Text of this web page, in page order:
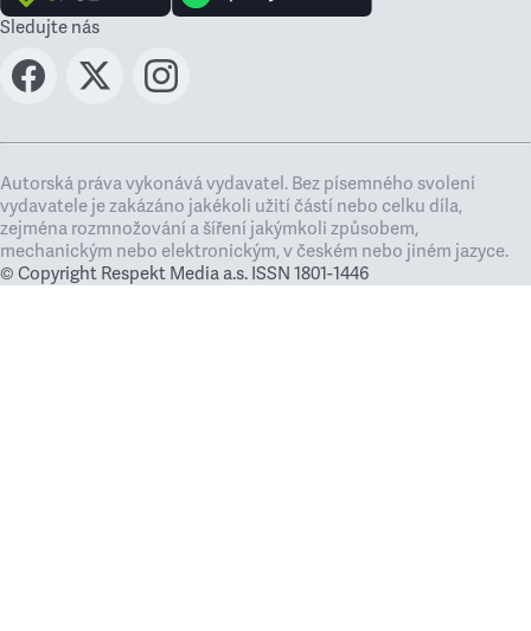
Sledujte nás
Autorská práva vykonává vydavatel. Bez písemného svolení
vydavatele je zakázáno jakékoli užití částí nebo celku díla,
zejména rozmnožování a šíření jakýmkoli způsobem,
mechanickým nebo elektronickým, v českém nebo jiném jazyce.
© Copyright Respekt Media a.s. ISSN 1801-1446